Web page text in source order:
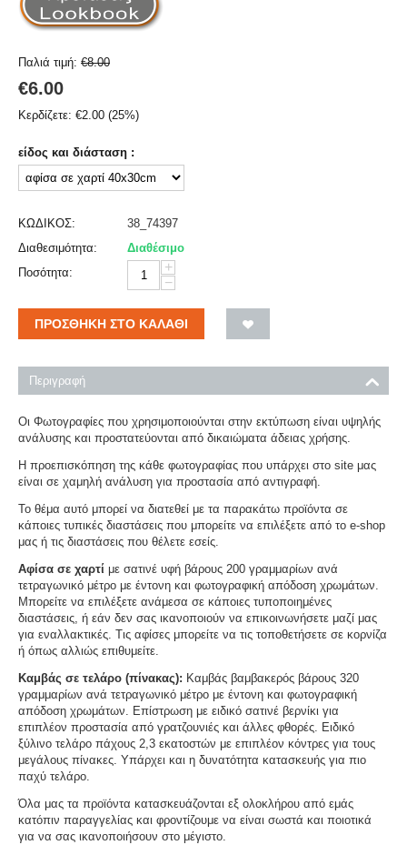
Παλιά τιμή: €8.00
€6.00
Κερδίζετε: €2.00 (25%)
είδος και διάσταση :
ΚΩΔΙΚΟΣ:
38_74397
Διαθεσιμότητα:
Διαθέσιμο
Ποσότητα:
+
−
ΠΡΟΣΘΉΚΗ ΣΤΟ ΚΑΛΆΘΙ
Περιγραφή
Οι Φωτογραφίες που χρησιμοποιούνται στην εκτύπωση είναι υψηλής
ανάλυσης και προστατεύονται από δικαιώματα άδειας χρήσης.
Η προεπισκόπηση της κάθε φωτογραφίας που υπάρχει στο site μας
είναι σε χαμηλή ανάλυση για προστασία από αντιγραφή.
Το θέμα αυτό μπορεί να διατεθεί με τα παρακάτω προϊόντα σε
κάποιες τυπικές διαστάσεις που μπορείτε να επιλέξετε από το e-shop
μας ή τις διαστάσεις που θέλετε εσείς.
Αφίσα σε χαρτί με σατινέ υφή βάρους 200 γραμμαρίων ανά
τετραγωνικό μέτρο με έντονη και φωτογραφική απόδοση χρωμάτων.
Μπορείτε να επιλέξετε ανάμεσα σε κάποιες τυποποιημένες
διαστάσεις, ή εάν δεν σας ικανοποιούν να επικοινωνήσετε μαζί μας
για εναλλακτικές. Τις αφίσες μπορείτε να τις τοποθετήσετε σε κορνίζα
ή όπως αλλιώς επιθυμείτε.
Καμβάς σε τελάρο (πίνακας): Καμβάς βαμβακερός βάρους 320
γραμμαρίων ανά τετραγωνικό μέτρο με έντονη και φωτογραφική
απόδοση χρωμάτων. Επίστρωση με ειδικό σατινέ βερνίκι για
επιπλέον προστασία από γρατζουνιές και άλλες φθορές. Ειδικό
ξύλινο τελάρο πάχους 2,3 εκατοστών με επιπλέον κόντρες για τους
μεγάλους πίνακες. Υπάρχει και η δυνατότητα κατασκευής για πιο
παχύ τελάρο.
Όλα μας τα προϊόντα κατασκευάζονται εξ ολοκλήρου από εμάς
κατόπιν παραγγελίας και φροντίζουμε να είναι σωστά και ποιοτικά
για να σας ικανοποιήσουν στο μέγιστο.